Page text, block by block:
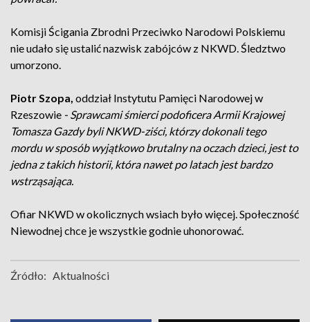
Komisji Ścigania Zbrodni Przeciwko Narodowi Polskiemu
nie udało się ustalić nazwisk zabójców z NKWD. Śledztwo
umorzono.
Piotr Szopa, oddział Instytutu Pamięci Narodowej w
Rzeszowie - Sprawcami śmierci podoficera Armii Krajowej
Tomasza Gazdy byli NKWD-ziści, którzy dokonali tego
mordu w sposób wyjątkowo brutalny na oczach dzieci, jest to
jedna z takich historii, która nawet po latach jest bardzo
wstrząsająca.
Ofiar NKWD w okolicznych wsiach było więcej. Społeczność
Niewodnej chce je wszystkie godnie uhonorować.
Źródło: Aktualności